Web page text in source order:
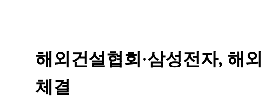
해외건설협회·삼성전자, 해
체결